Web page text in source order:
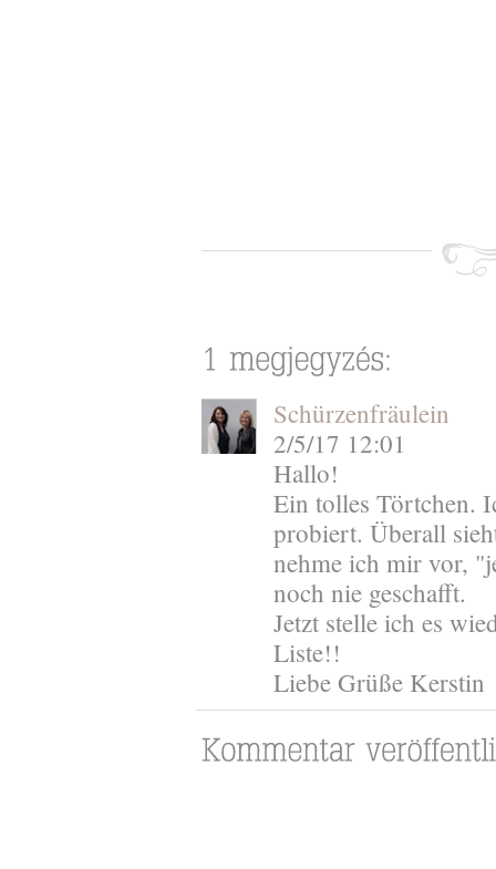
Schürzenfräulein
2/5/17 12:01
Hallo!
Ein tolles Törtchen.
probiert. Überall
nehme ich mir vor,
noch nie geschafft.
Jetzt stelle ich es
Liste!!
Liebe Grüße Kerstin